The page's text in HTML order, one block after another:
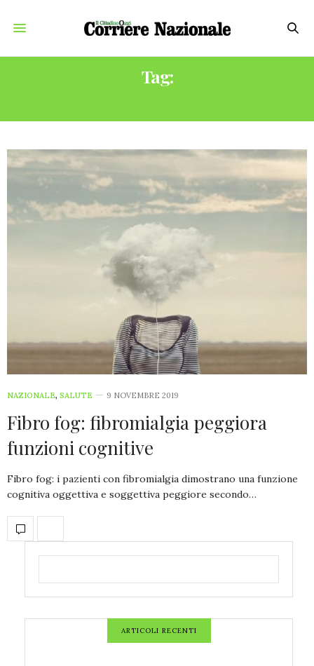
Tag:
NAZIONALE, SALUTE 9 NOVEMBRE 2019
Fibro fog: fibromialgia peggiora
funzioni cognitive
Fibro fog: i pazienti con fibromialgia dimostrano una funzione
cognitiva oggettiva e soggettiva peggiore secondo…
ARTICOLI RECENTI